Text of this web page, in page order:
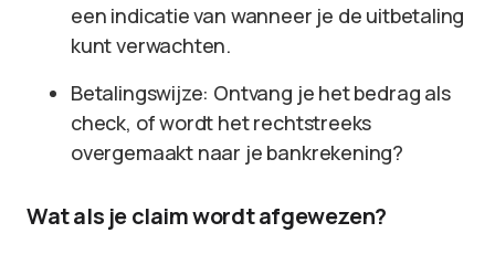
een indicatie van wanneer je de uitbetaling
kunt verwachten.
Betalingswijze: Ontvang je het bedrag als
check, of wordt het rechtstreeks
overgemaakt naar je bankrekening?
Wat als je claim wordt afgewezen?